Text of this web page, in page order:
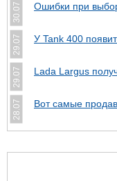
30.07 Ошибки при
29.07 У Tank 400
29.07 Lada Largus
28.07 Вот самые